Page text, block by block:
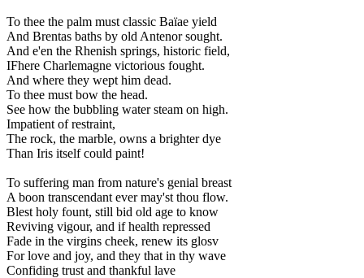
To thee the palm must classic Baïae yield
And Brentas baths by old Antenor sought.
And e'en the Rhenish springs, historic field,
IFhere Charlemagne victorious fought.
And where they wept him dead.
To thee must bow the head.
See how the bubbling water steam on high.
Impatient of restraint,
The rock, the marble, owns a brighter dye
Than Iris itself could paint!
To suffering man from nature's genial breast
A boon transcendant ever may'st thou flow.
Blest holy fount, still bid old age to know
Reviving vigour, and if health repressed
Fade in the virgins cheek, renew its glosv
For love and joy, and they that in thy wave
Confiding trust and thankful lave